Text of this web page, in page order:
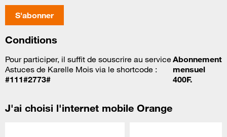
S'abonner
Conditions
Pour participer, il suffit de souscrire au service
Astuces de Karelle Mois via le shortcode :
#111#2773#
Abonnement
mensuel
400F.
J'ai choisi l'internet mobile Orange